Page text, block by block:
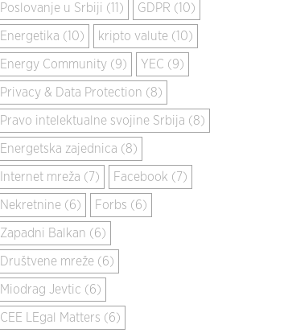
Poslovanje u Srbiji (11) GDPR (10)
Energetika (10) kripto valute (10)
Energy Community (9) YEC (9)
Privacy & Data Protection (8)
Pravo intelektualne svojine Srbija (8)
Energetska zajednica (8)
Internet mreža (7) Facebook (7)
Nekretnine (6) Forbs (6)
Zapadni Balkan (6)
Društvene mreže (6)
Miodrag Jevtic (6)
CEE LEgal Matters (6)